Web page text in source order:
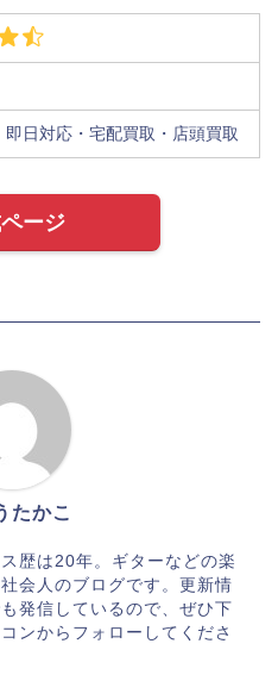
即日対応・宅配買取・店頭買取
ージ
たかこ
歴は20年。ギターなどの楽
会人のブログです。更新情
発信しているので、ぜひ下
ンからフォローしてくださ